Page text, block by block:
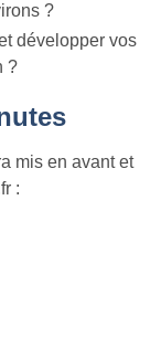
?
développer vos
?
mis en avant et
: